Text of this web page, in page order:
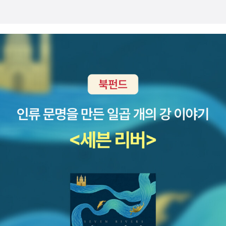
카워다인이 양쯔강돌고래의 소리를 녹음하면서 겪은 이야기가
워하는데, 그는 청각이 유독 발달한 양쯔강돌고래도 중국인들이
만든 소음에 괴로워할까 봐 우려한다. * 톰 머스틸, 박래선 옮김
《고래와 대화하는 방법: 물속에 사는 우리 사촌들과 이야기하는
과학적인 방법》 (에이도스, 2023년) 그의 걱정은 기우가 아니
다. 고래가 소리를 내면서 주변에 있는 동족들과 대화를 주고받는
다. 고래는 청각이 유독 뛰어나서 메아리 형태로 나타나는 바닷속
가 똑같다고 생각한다. 그러나 인간의 귀는 고래 소리의 높낮이를
느끼지 못한다. 고래 소리의 높낮이는 사투리와 비슷하다. 고래
박사들은 소리에 의존해서 살아가는 고래를 ‘소리 종족(vocal cl
an)’이라고 부른다. 바다 위를 지나가는 배와 바닷속을 돌아다니
푸른 점>, p423 상호 불신의 망령은 우리로 하여금 지구도 하나
의 행성이라는 사실을 완전히 망각케 하여, 모든 국가를 죽음을
향해 서둘러 행진케 할 뿐이다. 우리가 지구에서 저지르고 있는
일들은 너무나 무서운 결과를 불러올 짓거리들이기 때문에, 오히
려 우리는 초래될 문제의 심각성을 생각하지 않으려 한다. - 칼 세
이건, <코스모스>, p634
염병에 속수무책으로 당했다. * 다니엘 푸러 《화장실
의 작은 역사》 (들녘, 2005)* 칼 세이건 《혜성》 (사이언스북스,
2016) 이미 눈치를 챈 분들도 있을 것이다. ‘독가스가 전염병을
유발한다’는 몸젠의 주장은 과학적이지 않은 구시대적 내용이다.
루이 파스퇴르(Louis Pasteur)와 로베르트 코흐(Robert Koc
h) 등이 ‘세균’의 실체를 과학적으로 증명하기 전까지 사람들은
전염병의 원인을 ‘독가스’라고 생각했다. 의학의 아버지 히포크라
테스는 늪에서 생기는 악취, 밤하늘을 지나는 혜성의 꼬리에서 나
오는 독가스를 ‘미아스마(miasma)’라고 명명했다. 의학자들은
로 검증되지 않은 허술한 주장을 그대로 믿는 사람들이 많아졌다.
1910년에 핼리 혜성이 지구를 스쳤을 때 대부분 사람은 지구에
충돌하는 혜성을 두려워한 것이 아니었다. 혜성의 꼬리에 나오는
독가스가 지구를 덮칠까 봐 두려워했다. 히포크라테스의 미아스
린다. 혜성의 조각은 얼음 덩어리로 이루어졌다. ‘거대한 불덩어
리’로 변하는 과정에서 얼음 덩어리가 녹아버렸기 때문에 엄청난
충돌에도 땅에 구덩이가 생기지 않는다. 러시아의 과학자들이 퉁
구스카 폭발 현장을 조사하면서 미세한 다이아몬드 알갱이를 발
견했다고 한. 이 다이아몬드 알갱이는 혜성과 운석 물질을 이루는
구성 성분으로 추정할 수 있다. 또 다른 가설은 ‘UFO 충돌설’이
다. 과학적으로 명확히 밝혀진 것이 없기 때문에 ‘운석 및 혜성의
조각 충돌설’에 완전히 밀린 가설이다. 칼 세이건과 다치바나 다
카시도 코웃음 치는 가설이다. 상상력에만 너무 의존하는 사람들
지적 생명체가 탑승한 우주선이 지구의 대기를 지나갔다. 그런데
우주선이 고장 나는 바람에 퉁구스카에 추락했다. 과학소설에서
나올 법한 이야기다. 일단 우주선의 일부로 보이는 잔해가 발견되
지 않았다. 콜린 윌슨은 ‘혜성의 조각 충돌설’에 동의하면서도 공
사가 쓴 에로틱 소설이라고 해서 특별히 관심을 두게 되는 건 아
로마, 시칠리아로 이어지는 동선은 흥미를 끈다. 에로틱 문학기행
의 여정지? 저자가 직접 가이드를 해준다면 따라가볼 만하다...
예술 쪽으로는 미술사 관련서를 세 권 고른다. '미술의 요소와 원
리.매체.역사.주제 - 미술로 들어가는 4개의 문'을 부제로 단 <게
이트웨이 미술사>(이봄, 2017)는 미술사의 세대 교체에 도전한
다(알다시피 이 분야에서는 곰브리치의 <서양미술사>가 장기
의 대화>(열화당, 2017)는 정말 오래 전 책이긴 한데(원저는 19
55년에 나왔다), 때깔 좋게 번역돼 나오니 또 독서욕을 자극한
다. 그리고 노아 차니의 <위작의 기술>(학고재, 2017)은 흥미로
운 소재의 책이어서 눈길을 끈다. 2. 인문학 인문 분야에서도 개